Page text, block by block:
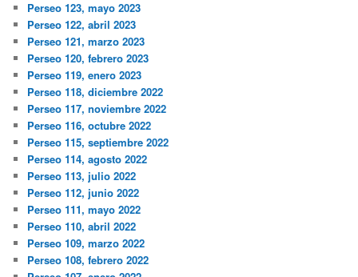
Perseo 123, mayo 2023
Perseo 122, abril 2023
Perseo 121, marzo 2023
Perseo 120, febrero 2023
Perseo 119, enero 2023
Perseo 118, diciembre 2022
Perseo 117, noviembre 2022
Perseo 116, octubre 2022
Perseo 115, septiembre 2022
Perseo 114, agosto 2022
Perseo 113, julio 2022
Perseo 112, junio 2022
Perseo 111, mayo 2022
Perseo 110, abril 2022
Perseo 109, marzo 2022
Perseo 108, febrero 2022